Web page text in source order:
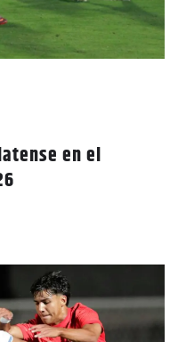
en el